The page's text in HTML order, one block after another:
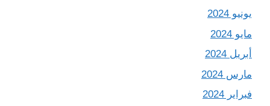
يونيو 2024
مايو 2024
أبريل 2024
مارس 2024
فبراير 2024